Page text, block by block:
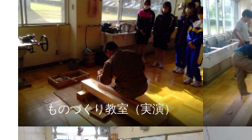
ものづくり教室（実演）